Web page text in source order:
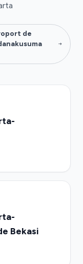
de
Bekasi